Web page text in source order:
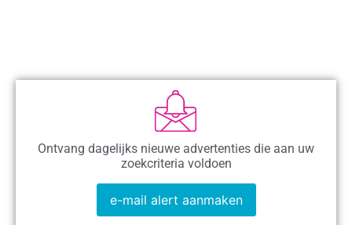
Ontvang dagelijks nieuwe advertenties die aan uw
zoekcriteria voldoen
e-mail alert aanmaken